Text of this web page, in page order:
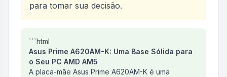
para tomar sua decisão.
Análise do produto
```html
Asus Prime A620AM-K: Uma Base Sólida para
o Seu PC AMD AM5
A placa-mãe Asus Prime A620AM-K é uma